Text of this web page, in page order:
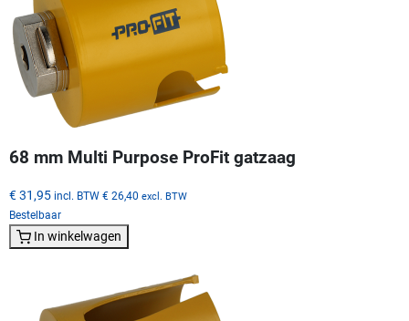
68 mm Multi Purpose ProFit gatzaag
€ 31,95 incl. BTW € 26,40 excl. BTW
Bestelbaar
In winkelwagen